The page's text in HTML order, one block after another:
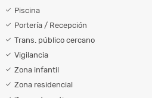
Piscina
Portería / Recepción
Trans. público cercano
Vigilancia
Zona infantil
Zona residencial